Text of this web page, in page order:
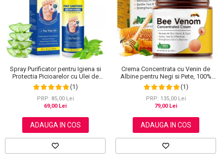
Spray Purificator pentru Igiena si
Protectia Picioarelor cu Ulei de
Arbore de Ceai, 120 ml
(1)
PRP: 85,00 Lei
69,00 Lei
ADAUGA IN COS
Crema Concentrata cu Venin de
Albine pentru Negi si Pete, 100%
Naturala, 120 g
(1)
PRP: 135,00 Lei
79,00 Lei
ADAUGA IN COS